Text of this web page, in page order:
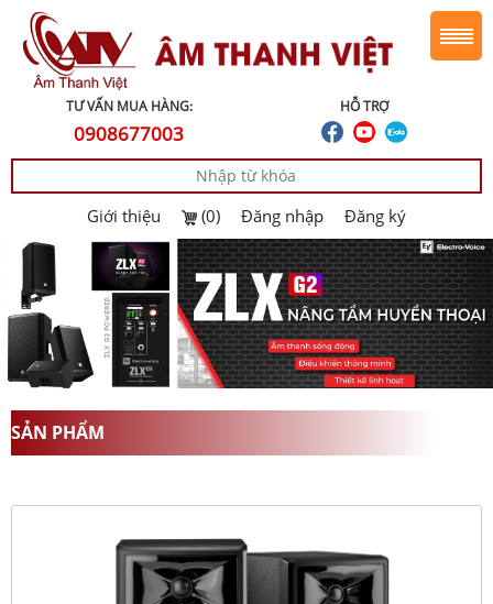
HỖ TRỢ
TƯ VẤN MUA HÀNG:
0908677003
Giới thiệu (0) Đăng nhập Đăng ký
SẢN PHẨM